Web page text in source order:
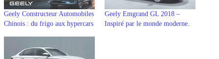
Geely Constructeur Automobiles
Chinois : du frigo aux hypercars
Geely Emgrand GL 2018 –
Inspiré par le monde moderne.